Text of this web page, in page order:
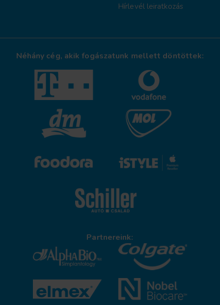
Hírlevél leiratkozás
Néhány cég, akik fogászatunk mellett döntöttek:
Partnereink: